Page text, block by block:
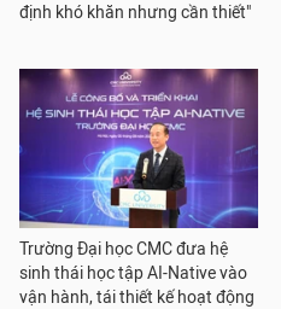
định khó khăn nhưng cần thiết"
Trường Đại học CMC đưa hệ
sinh thái học tập AI-Native vào
vận hành, tái thiết kế hoạt động